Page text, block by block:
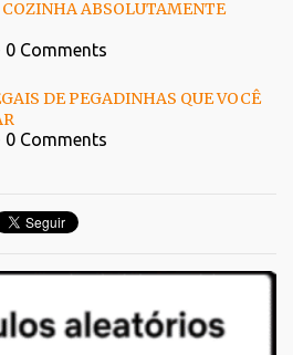
COZINHA ABSOLUTAMENTE
0 Comments
DE PEGADINHAS QUE VOCÊ
0 Comments